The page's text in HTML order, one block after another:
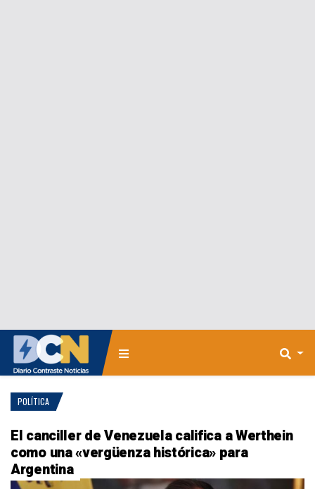
POLÍTICA
El canciller de Venezuela califica a Werthein
como una «vergüenza histórica» para
Argentina